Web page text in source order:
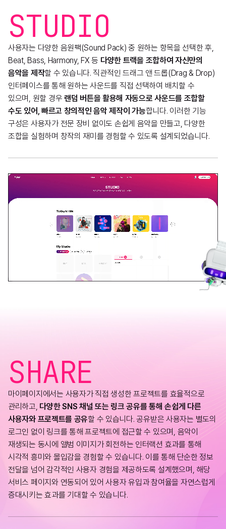
STUDIO
사용자는 다양한 음원팩(Sound Pack) 중 원하는 항목을 선택한 후,
Beat, Bass, Harmony, FX 등 다양한 트랙을 조합하여 자신만의
음악을 제작할 수 있습니다. 직관적인 드래그 앤 드롭(Drag & Drop)
인터페이스를 통해 원하는 사운드를 직접 선택하여 배치할 수
있으며, 원할 경우 랜덤 버튼을 활용해 자동으로 사운드를 조합할
수도 있어, 빠르고 창의적인 음악 제작이 가능합니다. 이러한 기능
구성은 사용자가 전문 장비 없이도 손쉽게 음악을 만들고, 다양한
조합을 실험하며 창작의 재미를 경험할 수 있도록 설계되었습니다.
SHARE
마이페이지에서는 사용자가 직접 생성한 프로젝트를 효율적으로
관리하고, 다양한 SNS 채널 또는 링크 공유를 통해 손쉽게 다른
사용자와 프로젝트를 공유할 수 있습니다. 공유받은 사용자는 별도의
로그인 없이 링크를 통해 프로젝트에 접근할 수 있으며, 음악이
재생되는 동시에 앨범 이미지가 회전하는 인터랙션 효과를 통해
시각적 흥미와 몰입감을 경험할 수 있습니다. 이를 통해 단순한 정보
전달을 넘어 감각적인 사용자 경험을 제공하도록 설계했으며, 해당
서비스 페이지와 연동되어 있어 사용자 유입과 참여율을 자연스럽게
증대시키는 효과를 기대할 수 있습니다.